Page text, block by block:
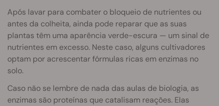
Após lavar para combater o bloqueio de nutrientes ou
antes da colheita, ainda pode reparar que as suas
plantas têm uma aparência verde-escura — um sinal de
nutrientes em excesso. Neste caso, alguns cultivadores
optam por acrescentar fórmulas ricas em enzimas no
solo.
Caso não se lembre de nada das aulas de biologia, as
enzimas são proteínas que catalisam reações. Elas